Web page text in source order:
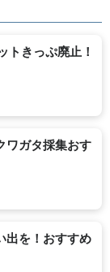
トきっぷ廃止！
ワガタ採集おす
出を！おすすめ